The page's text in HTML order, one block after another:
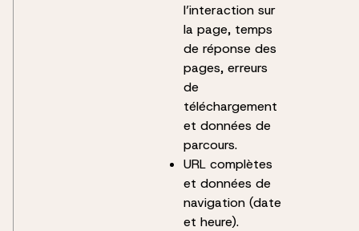
l’interaction sur
la page, temps
de réponse des
pages, erreurs
de
téléchargement
et données de
parcours.
URL complètes
et données de
navigation (date
et heure).